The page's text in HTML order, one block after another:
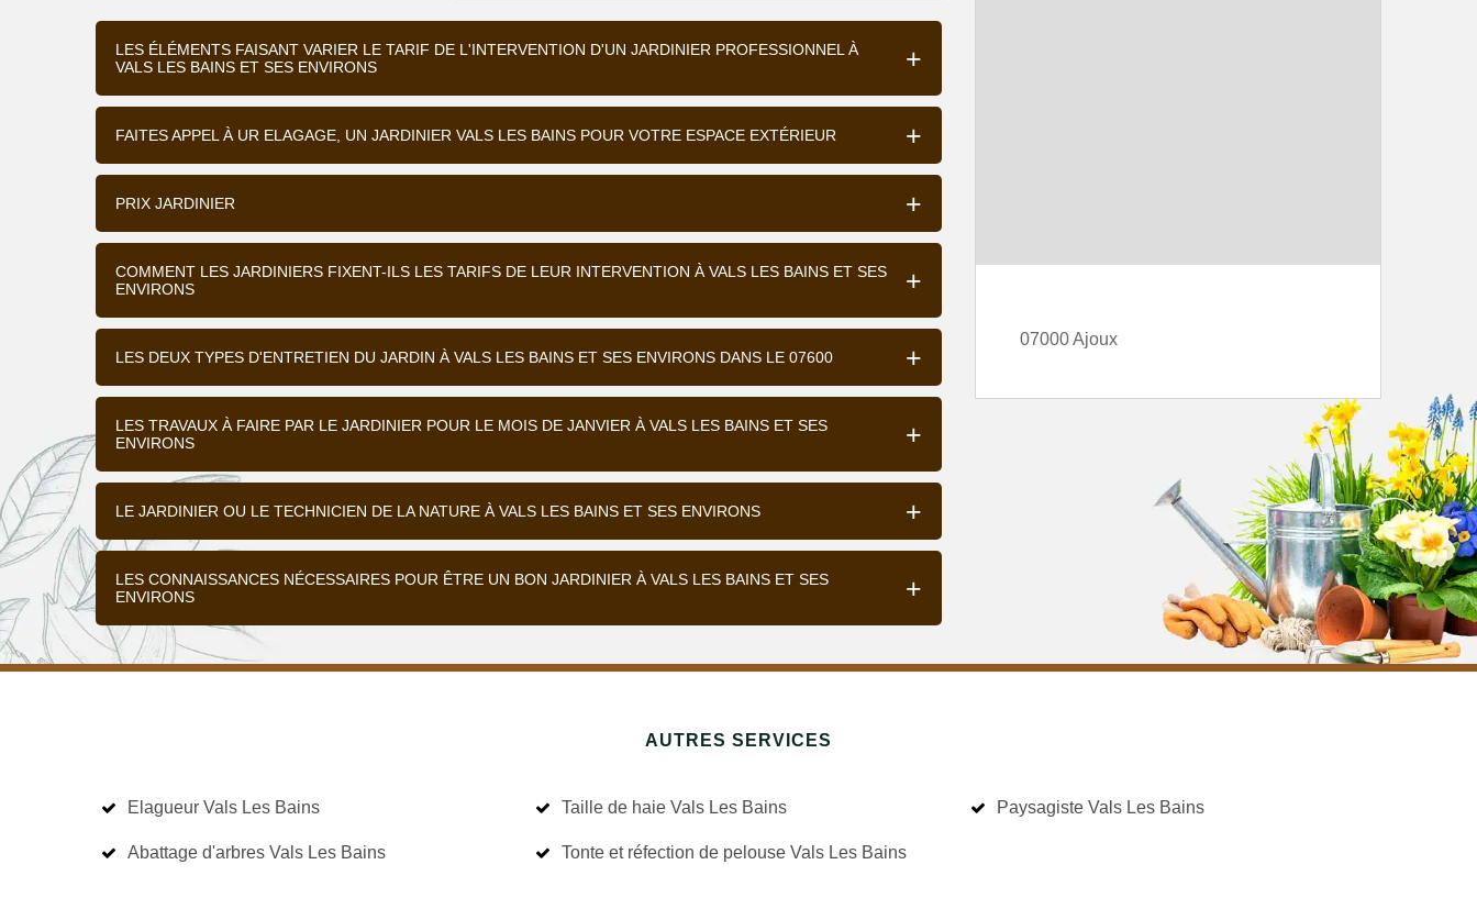
LES ÉLÉMENTS FAISANT VARIER LE TARIF DE L'INTERVENTION D'UN JARDINIER PROFESSIONNEL À
VALS LES BAINS ET SES ENVIRONS
FAITES APPEL À UR ELAGAGE, UN JARDINIER VALS LES BAINS POUR VOTRE ESPACE EXTÉRIEUR
PRIX JARDINIER
COMMENT LES JARDINIERS FIXENT-ILS LES TARIFS DE LEUR INTERVENTION À VALS LES BAINS ET SES
ENVIRONS
LES DEUX TYPES D'ENTRETIEN DU JARDIN À VALS LES BAINS ET SES ENVIRONS DANS LE 07600
LES TRAVAUX À FAIRE PAR LE JARDINIER POUR LE MOIS DE JANVIER À VALS LES BAINS ET SES
ENVIRONS
LE JARDINIER OU LE TECHNICIEN DE LA NATURE À VALS LES BAINS ET SES ENVIRONS
LES CONNAISSANCES NÉCESSAIRES POUR ÊTRE UN BON JARDINIER À VALS LES BAINS ET SES
ENVIRONS
07000 Ajoux
AUTRES SERVICES
Elagueur Vals Les Bains
Abattage d'arbres Vals Les Bains
Taille de haie Vals Les Bains
Tonte et réfection de pelouse Vals Les Bains
Paysagiste Vals Les Bains